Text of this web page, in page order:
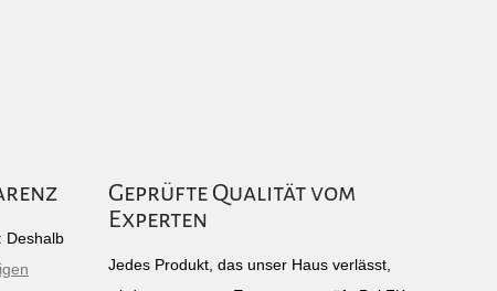
Deshalb
Geprüfte Qualität vom
Experten
Jedes Produkt, das unser Haus verlässt,